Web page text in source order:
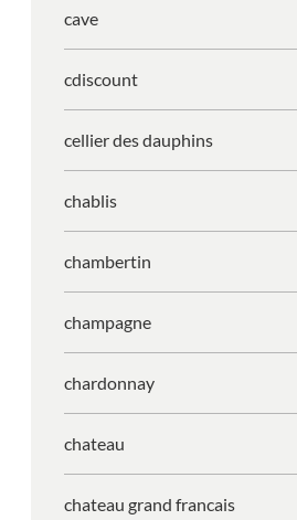
cave
cdiscount
cellier des dauphins
chablis
chambertin
champagne
chardonnay
chateau
chateau grand francais